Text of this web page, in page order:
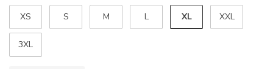
XS S M L XL XXL
3XL